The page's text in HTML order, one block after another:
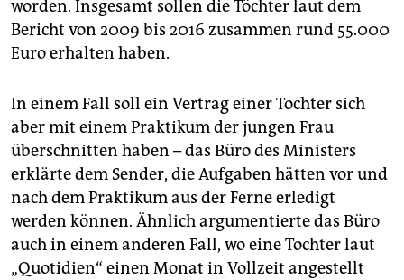
worden. Insgesamt sollen die Töchter laut dem
Bericht von 2009 bis 2016 zusammen rund 55.000
Euro erhalten haben.
In einem Fall soll ein Vertrag einer Tochter sich
aber mit einem Praktikum der jungen Frau
überschnitten haben – das Büro des Ministers
erklärte dem Sender, die Aufgaben hätten vor und
nach dem Praktikum aus der Ferne erledigt
werden können. Ähnlich argumentierte das Büro
auch in einem anderen Fall, wo eine Tochter laut
„Quotidien“ einen Monat in Vollzeit angestellt